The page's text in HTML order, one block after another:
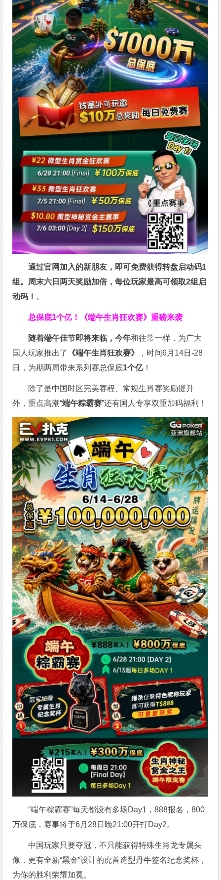
通过官网加入的新朋友，即可免费获得转盘启动码1
组。周末六日两天奖励加倍，每位玩家最高可领取2组启
动码！ 。
总保底1个亿！ 《端午生肖狂欢赛》重磅来袭
随着端午佳节即将来临，今年和往常一样，为广大
国人玩家推出了
《端午生肖狂欢赛》
，时间6月14日-28
日，为期两周带来系列赛总保底1个亿！
除了是中国时区完美赛程、常规生肖赛奖励提升
外，重点高潮“端午粽霸赛”还有国人专享双重加码福利！
“端午粽霸赛”每天都设有多场Day1，888报名，800
万保底，赛事将于6月28日晚21:00开打Day2。
中国玩家只要夺冠，不只能获得特殊生肖龙专属头
像，更有全新“黑金”设计的虎首造型丹牛签名纪念奖杯，
为你的胜利荣耀加冕。